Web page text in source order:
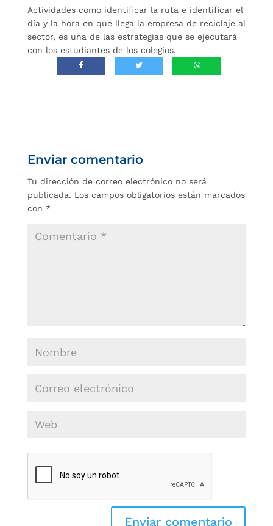
Actividades como identificar la ruta e identificar el
día y la hora en que llega la empresa de reciclaje al
sector, es una de las estrategias que se ejecutará
con los estudiantes de los colegios.
Enviar comentario
Tu dirección de correo electrónico no será
publicada. Los campos obligatorios están marcados
con *